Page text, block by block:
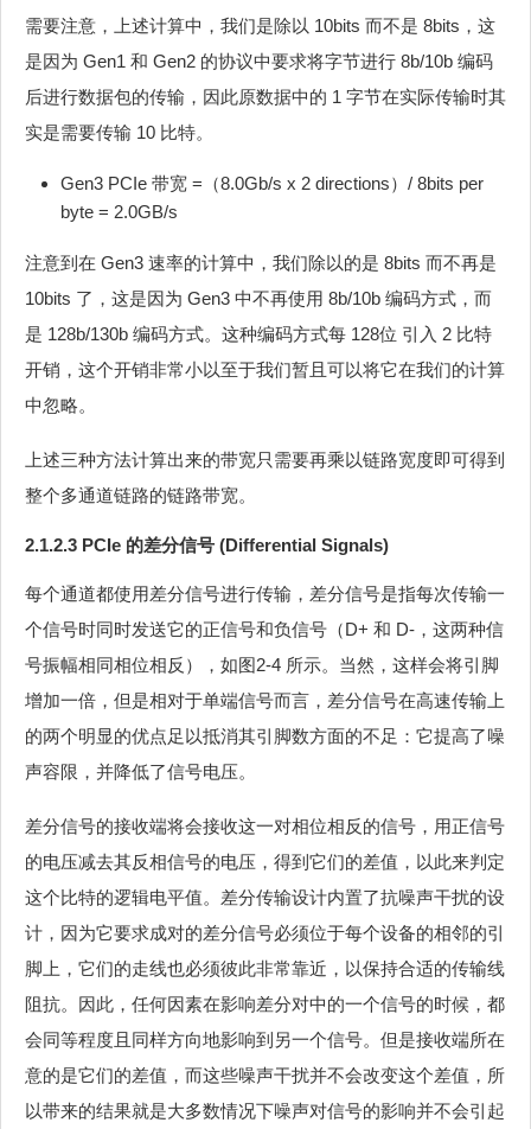
需要注意，上述计算中，我们是除以 10bits 而不是 8bits，这
是因为 Gen1 和 Gen2 的协议中要求将字节进行 8b/10b 编码
后进行数据包的传输，因此原数据中的 1 字节在实际传输时其
实是需要传输 10 比特。
Gen3 PCIe 带宽 =（8.0Gb/s x 2 directions）/ 8bits per
byte = 2.0GB/s
注意到在 Gen3 速率的计算中，我们除以的是 8bits 而不再是
10bits 了，这是因为 Gen3 中不再使用 8b/10b 编码方式，而
是 128b/130b 编码方式。这种编码方式每 128位 引入 2 比特
开销，这个开销非常小以至于我们暂且可以将它在我们的计算
中忽略。
上述三种方法计算出来的带宽只需要再乘以链路宽度即可得到
整个多通道链路的链路带宽。
2.1.2.3 PCIe 的差分信号 (Differential Signals)
每个通道都使用差分信号进行传输，差分信号是指每次传输一
个信号时同时发送它的正信号和负信号（D+ 和 D-，这两种信
号振幅相同相位相反），如图2‑4 所示。当然，这样会将引脚
增加一倍，但是相对于单端信号而言，差分信号在高速传输上
的两个明显的优点足以抵消其引脚数方面的不足：它提高了噪
声容限，并降低了信号电压。
差分信号的接收端将会接收这一对相位相反的信号，用正信号
的电压减去其反相信号的电压，得到它们的差值，以此来判定
这个比特的逻辑电平值。差分传输设计内置了抗噪声干扰的设
计，因为它要求成对的差分信号必须位于每个设备的相邻的引
脚上，它们的走线也必须彼此非常靠近，以保持合适的传输线
阻抗。因此，任何因素在影响差分对中的一个信号的时候，都
会同等程度且同样方向地影响到另一个信号。但是接收端所在
意的是它们的差值，而这些噪声干扰并不会改变这个差值，所
以带来的结果就是大多数情况下噪声对信号的影响并不会引起